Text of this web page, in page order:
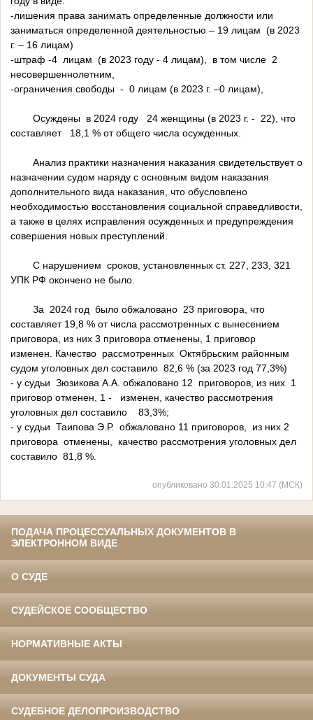
-лишения права занимать определенные должности или
заниматься определенной деятельностью – 19 лицам (в 2023
г. – 16 лицам)
-штраф -4 лицам (в 2023 году - 4 лицам), в том числе 2
несовершеннолетним,
-ограничения свободы - 0 лицам (в 2023 г. –0 лицам),
Осуждены в 2024 году 24 женщины (в 2023 г. - 22), что
составляет 18,1 % от общего числа осужденных.
Анализ практики назначения наказания свидетельствует о
назначении судом наряду с основным видом наказания
дополнительного вида наказания, что обусловлено
необходимостью восстановления социальной справедливости,
а также в целях исправления осужденных и предупреждения
совершения новых преступлений.
С нарушением сроков, установленных ст. 227, 233, 321
УПК РФ окончено не было.
За 2024 год было обжаловано 23 приговора, что
составляет 19,8 % от числа рассмотренных с вынесением
приговора, из них 3 приговора отменены, 1 приговор
изменен. Качество рассмотренных Октябрьским районным
судом уголовных дел составило 82,6 % (за 2023 год 77,3%)
- у судьи Зюзикова А.А. обжаловано 12 приговоров, из них 1
приговор отменен, 1 - изменен, качество рассмотрения
уголовных дел составило 83,3%;
- у судьи Таипова Э.Р. обжаловано 11 приговоров, из них 2
приговора отменены, качество рассмотрения уголовных дел
составило 81,8 %.
опубликовано 30.01.2025 10:47 (МСК)
ПОДАЧА ПРОЦЕССУАЛЬНЫХ ДОКУМЕНТОВ В
ЭЛЕКТРОННОМ ВИДЕ
О СУДЕ
СУДЕЙСКОЕ СООБЩЕСТВО
НОРМАТИВНЫЕ АКТЫ
ДОКУМЕНТЫ СУДА
СУДЕБНОЕ ДЕЛОПРОИЗВОДСТВО